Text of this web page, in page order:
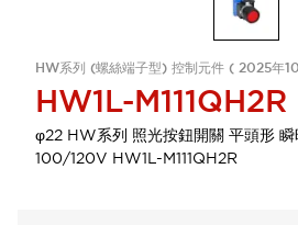
HW系列 (螺絲端子型) 控制元件 ( 2025年
HW1L-M111QH2R
φ22 HW系列 照光按鈕開關 平頭形
100/120V HW1L-M111QH2R